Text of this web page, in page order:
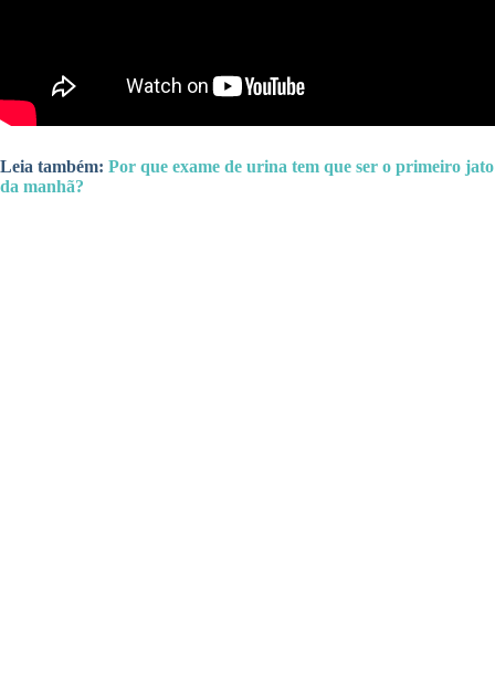
Leia também: Por que exame de urina tem que ser o primeiro jato
da manhã?